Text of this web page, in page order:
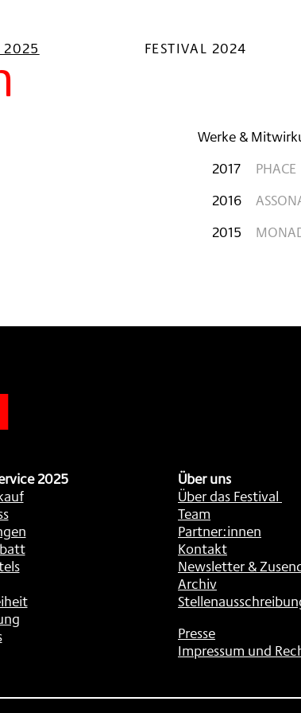
2025 FESTIVAL 2024
Werke &
2017
PHACE
2016
2015
2025
Über uns
Über das Festival
Team
Partner:innen
Kontakt
Newsletter &
Archiv
Presse
Impressum und